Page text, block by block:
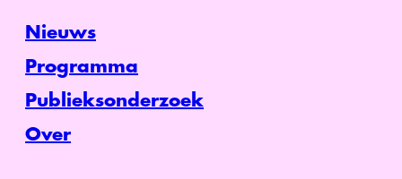
Nieuws
Programma
Publieksonderzoek
Over